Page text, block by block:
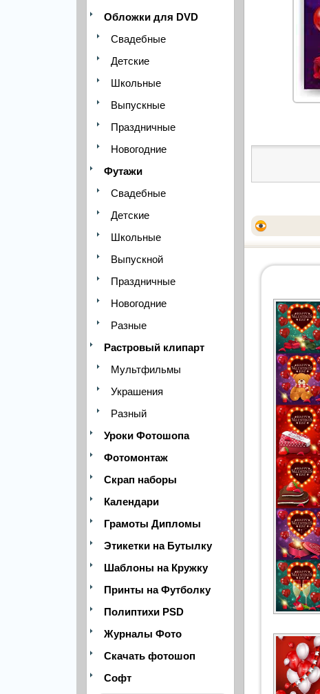
Обложки для DVD
Свадебные
Детские
Школьные
Выпускные
Праздничные
Новогодние
Футажи
Свадебные
Детские
Школьные
Выпускной
Праздничные
Новогодние
Разные
Растровый клипарт
Мультфильмы
Украшения
Разный
Уроки Фотошопа
Фотомонтаж
Скрап наборы
Календари
Грамоты Дипломы
Этикетки на Бутылку
Шаблоны на Кружку
Принты на Футболку
Полиптихи PSD
Журналы Фото
Скачать фотошоп
Софт